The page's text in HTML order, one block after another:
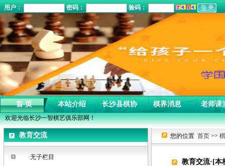
用户： 密码： 验码：
首 页 本站介绍 长沙县棋协 棋界消息 老师课
欢迎光临长沙一智棋艺俱乐部网！
教育交流
·无子栏目
您的位置 首页 >>
教育交流·[本